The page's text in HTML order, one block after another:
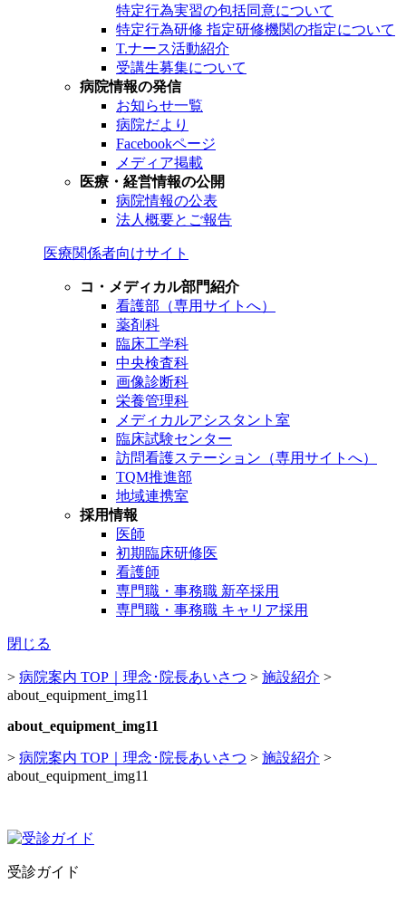
特定行為実習の包括同意について
特定行為研修 指定研修機関の指定について
T.ナース活動紹介
受講生募集について
病院情報の発信
お知らせ一覧
病院だより
Facebookページ
メディア掲載
医療・経営情報の公開
病院情報の公表
法人概要とご報告
医療関係者向けサイト
コ・メディカル部門紹介
看護部（専用サイトへ）
薬剤科
臨床工学科
中央検査科
画像診断科
栄養管理科
メディカルアシスタント室
臨床試験センター
訪問看護ステーション（専用サイトへ）
TQM推進部
地域連携室
採用情報
医師
初期臨床研修医
看護師
専門職・事務職 新卒採用
専門職・事務職 キャリア採用
閉じる
> 病院案内 TOP｜理念･院長あいさつ > 施設紹介 >
about_equipment_img11
about_equipment_img11
> 病院案内 TOP｜理念･院長あいさつ > 施設紹介 >
about_equipment_img11
受診ガイド